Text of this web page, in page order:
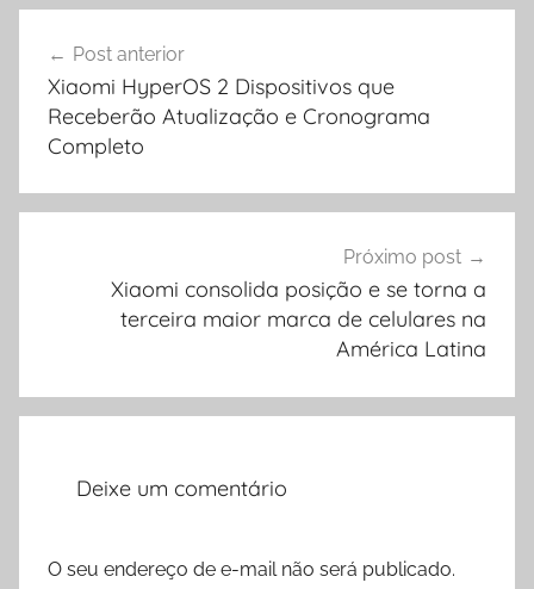
de
Post
Post anterior
Xiaomi HyperOS 2 Dispositivos que
Receberão Atualização e Cronograma
Completo
Próximo post
Xiaomi consolida posição e se torna a
terceira maior marca de celulares na
América Latina
Deixe um comentário
O seu endereço de e-mail não será publicado.